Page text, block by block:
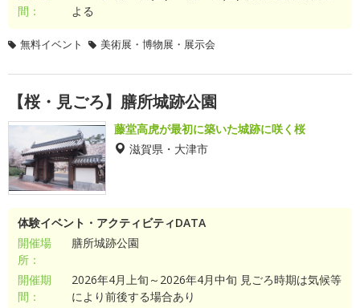
間：
よる
無料イベント 美術展・博物展・展示会
【桜・見ごろ】膳所城跡公園
藤堂高虎が最初に築いた城跡に咲く桜
滋賀県・大津市
体験イベント・アクティビティDATA
開催場
所：
膳所城跡公園
開催期
間：
2026年4月上旬～2026年4月中旬 見ごろ時期は気候等
により前後する場合あり